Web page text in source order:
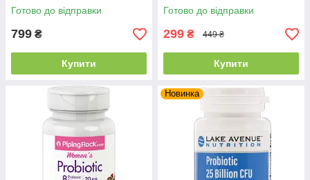
Powder, 241 г | Підтримка
травлення
Готово до відправки
799 ₴
Купити
Підтримка мікрофлори
кишечника та імунітету
Готово до відправки
299 ₴ 449 ₴
Купити
Новинка